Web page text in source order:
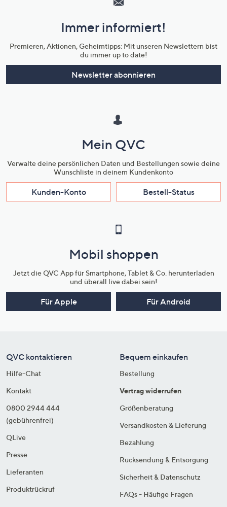
Unternehmensinformationen
Immer informiert!
Premieren, Aktionen, Geheimtipps: Mit unseren Newslettern bist
du immer up to date!
Newsletter abonnieren
Mein QVC
Verwalte deine persönlichen Daten und Bestellungen sowie deine
Wunschliste in deinem Kundenkonto
Kunden-Konto Bestell-Status
Mobil shoppen
Jetzt die QVC App für Smartphone, Tablet & Co. herunterladen
und überall live dabei sein!
Für Apple Für Android
QVC kontaktieren
Hilfe-Chat
Kontakt
0800 2944 444
(gebührenfrei)
QLive
Presse
Lieferanten
Produktrückruf
Bequem einkaufen
Bestellung
Vertrag widerrufen
Größenberatung
Versandkosten & Lieferung
Bezahlung
Rücksendung & Entsorgung
Sicherheit & Datenschutz
FAQs - Häufige Fragen